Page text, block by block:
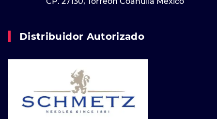
Distribuidor Autorizado